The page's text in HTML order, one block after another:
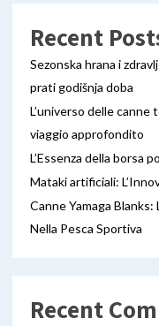
Recent
Sezonska hrana i
prati godišnja doba
L’universo delle canne
viaggio approfondito
L’Essenza della borsa
Mataki artificiali:
Canne Yamaga Blanks:
Nella Pesca Sportiva
Recent